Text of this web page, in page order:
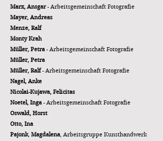
Marx, Ansgar- Arbeitsgemeinschaft Fotografie
Mayer, Andreas
Menze, Ralf
Monty Krah
Müller, Petra- Arbeitsgemeinschaft Fotografie
Müller, Petra
Müller, Ralf- Arbeitsgemeinschaft Fotografie
Nagel, Anke
Nicolai-Kujawa, Felicitas
Noetel, Inga- Arbeitsgemeinschaft Fotografie
Oswald, Horst
Otto, Ina
Pajonk, Magdalena, Arbeitsgruppe Kunsthandwerk